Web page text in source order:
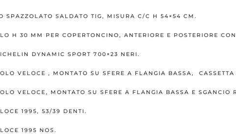
SPAZZOLATO SALDATO TIG, MISURA C/C H 54×54 CM.
H 30 MM PER COPERTONCINO, ANTERIORE E POSTERIORE
DYNAMIC SPORT 700×23 NERI.
VELOCE , MONTATO SU SFERE A FLANGIA BASSA,
VELOCE, MONTATO SU SFERE A FLANGIA BASSA E SGANCIO
1995, 53/39 DENTI.
1995 NOS.